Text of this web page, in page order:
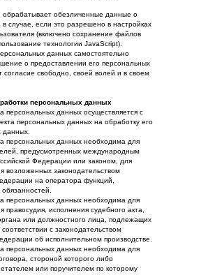
обрабатывает обезличенные данные о
в случае, если это разрешено в настройках
(включено сохранение файлов
технологии JavaScript).
данных самостоятельно
о предоставлении его персональных
согласие свободно, своей волей и в своем
персональных данных
персональных данных осуществляется с
персональных данных на обработку его
данных.
персональных данных необходима для
предусмотренных международным
Федерации или законом, для
возложенных законодательством
на оператора функций,
персональных данных необходима для
правосудия, исполнения судебного акта,
или должностного лица, подлежащих
с законодательством
об исполнительном производстве.
персональных данных необходима для
стороной которого либо
или поручителем по которому